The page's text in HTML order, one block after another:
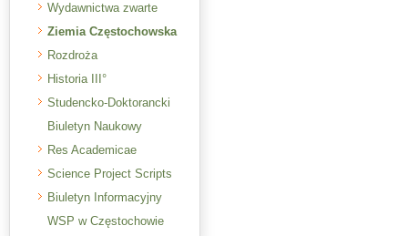
Wydawnictwa zwarte
Ziemia Częstochowska
Rozdroża
Historia III°
Studencko-Doktorancki
Biuletyn Naukowy
Res Academicae
Science Project Scripts
Biuletyn Informacyjny
WSP w Częstochowie